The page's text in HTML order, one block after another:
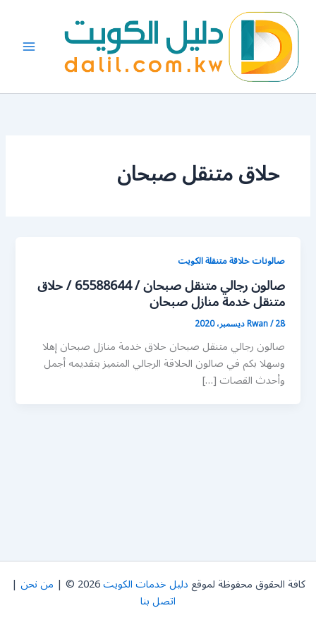
المحتوى
حلاق متنقل صبحان
صالونات حلاقة متنقلة الكويت
صالون رجالي متنقل صبحان / 65588644 / حلاق
متنقل خدمة منازل صبحان
Rwan/28 ديسمبر، 2020
صالون رجالي متنقل صبحان حلاق خدمة منازل صبحان إهلا
وسهلا بكم في صالون الحلاقة الرجالي المتميز بتقديمه أجمل
وأحدث القصات […]
كافة الحقوق محفوظة لموقعدليل خدمات الكويت2026 © | من نحن |
اتصل بنا